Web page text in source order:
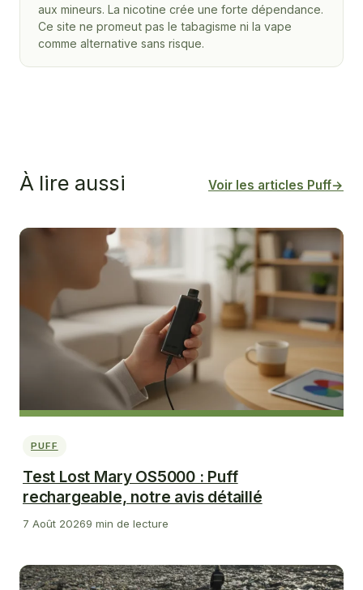
aux mineurs. La nicotine crée une forte dépendance.
Ce site ne promeut pas le tabagisme ni la vape
comme alternative sans risque.
À lire aussi Voir les articles Puff→
PUFF
Test Lost Mary OS5000 : Puff
rechargeable, notre avis détaillé
7 Août 20269 min de lecture